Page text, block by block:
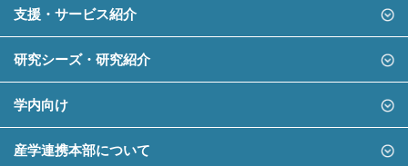
支援・サービス紹介
研究シーズ・研究紹介
学内向け
産学連携本部について